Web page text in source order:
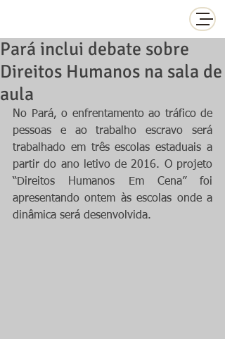
Pará inclui debate sobre
Direitos Humanos na sala de
aula
No Pará, o enfrentamento ao tráfico de
pessoas e ao trabalho escravo será
trabalhado em três escolas estaduais a
partir do ano letivo de 2016. O projeto
“Direitos Humanos Em Cena” foi
apresentando ontem às escolas onde a
dinâmica será desenvolvida.